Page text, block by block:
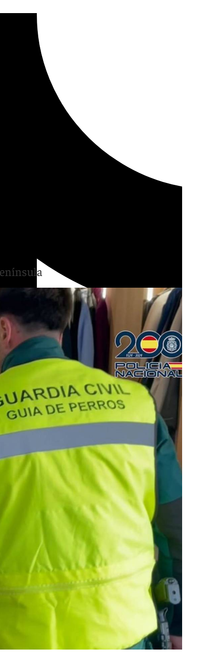
a Granada ocultas en